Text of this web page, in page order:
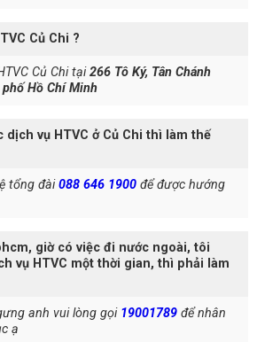
Củ Chi ?
Củ Chi tại266 Tô Ký, Tân Chánh
Hồ Chí Minh
vụ HTVC ở Củ Chi thì làm thế
tổng đài088 646 1900 để được hướng
giờ có việc đi nước ngoài, tôi
vụ HTVC một thời gian, thì phải làm
anh vui lòng gọi 19001789 để nhân
ạ